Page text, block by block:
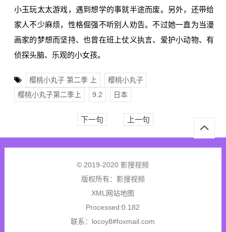
小玉玩太太游戏，遇到想学的事就半途而废。另外，还带给
家人不少麻烦，性格倔强不听别人劝告。不过她一直为当漫
画家的梦想而坚持、也曾在班上仗义执言、爱护小动物、有
侦探头脑、乐观的小女孩。
樱桃小丸子 第二季 上
樱桃小丸子
樱桃小丸子第二季上
9.2 日本
下一句 上一句
© 2019-2020 影搜视频
版权所有： 影搜视频
XML网站地图
Processed:0.182
联系：locoy8#foxmail.com